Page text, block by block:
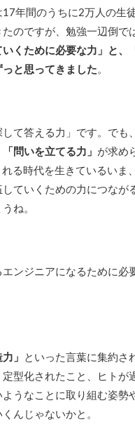
17年間のうちに2万人の生
のですが、勉強一辺倒で
いくために必要な力」と
と思ってきました。
て答える力」です。でも
「問いを立てる力」 が求め
る時代を生きているいま
ていくための力につなが
ね。
ンジニアになるために必
」
といった言葉に集約さ
型化されたこと、ヒトが
うなことに取り組む姿勢
んじゃないかと。